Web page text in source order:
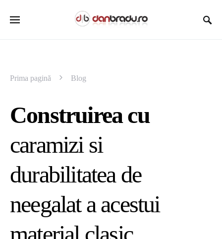
Prima pagină Blog
Construirea cu
caramizi si
durabilitatea de
neegalat a acestui